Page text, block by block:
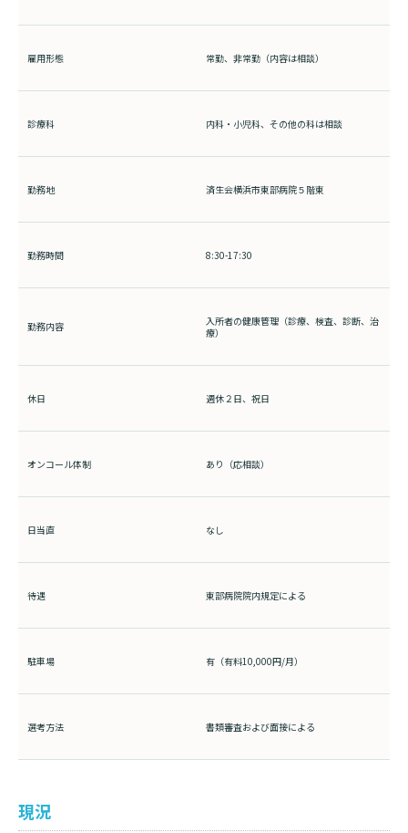
雇用形態 常勤、非常勤（内容は相談）
診療科 内科・小児科、その他の科は相談
勤務地 済生会横浜市東部病院５階東
勤務時間 8:30-17:30
勤務内容
入所者の健康管理（診療、検査、診断、治
療）
休日 週休２日、祝日
オンコール体制 あり（応相談）
日当直 なし
待遇 東部病院院内規定による
駐車場 有（有料10,000円/月）
選考方法 書類審査および面接による
現況